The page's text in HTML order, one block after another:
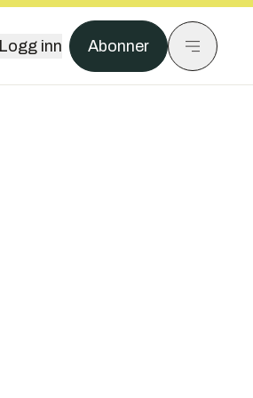
Logg inn Abonner